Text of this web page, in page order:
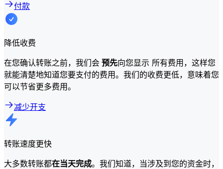
付款
降低收费
在您确认转账之前，我们会 预先向您显示 所有费用，这样您
就能清楚地知道您要支付的费用。我们的收费更低，意味着您
可以节省更多费用。
减少开支
转账速度更快
大多数转账都在当天完成。我们知道，当涉及到您的资金时，